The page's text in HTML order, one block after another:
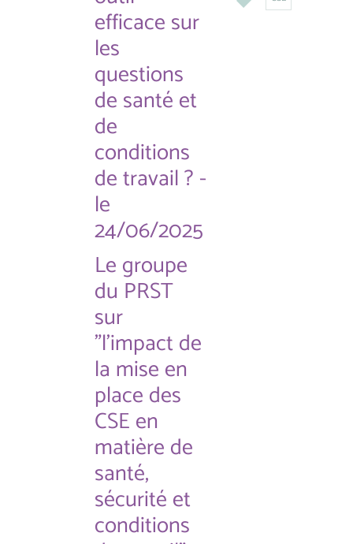
efficace sur
les
questions
de santé et
de
conditions
de travail ? -
le
24/06/2025
Le groupe
du PRST
sur
"l'impact de
la mise en
place des
CSE en
matière de
santé,
sécurité et
conditions